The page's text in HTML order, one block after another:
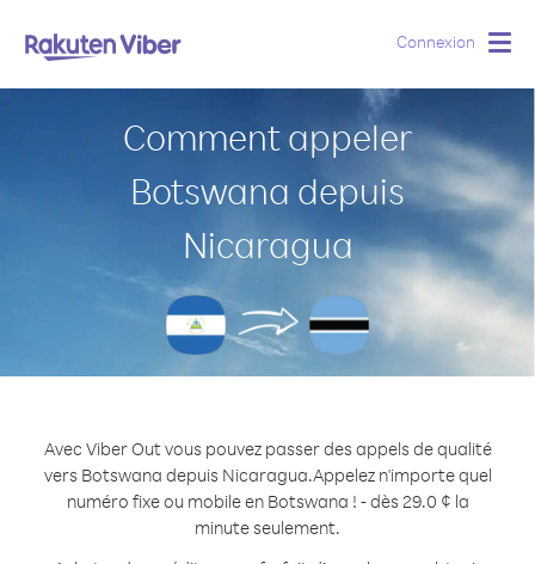
Connexion
Comment appeler
Botswana depuis
Nicaragua
Avec Viber Out vous pouvez passer des appels de qualité
vers Botswana depuis Nicaragua.Appelez n'importe quel
numéro fixe ou mobile en Botswana ! - dès 29.0 ¢ la
minute seulement.